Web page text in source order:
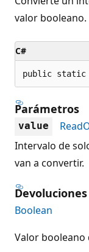
valor booleano.
C#
public static
Parámetros
value
Intervalo de
van a convertir.
Devoluciones
Boolean
Valor booleano